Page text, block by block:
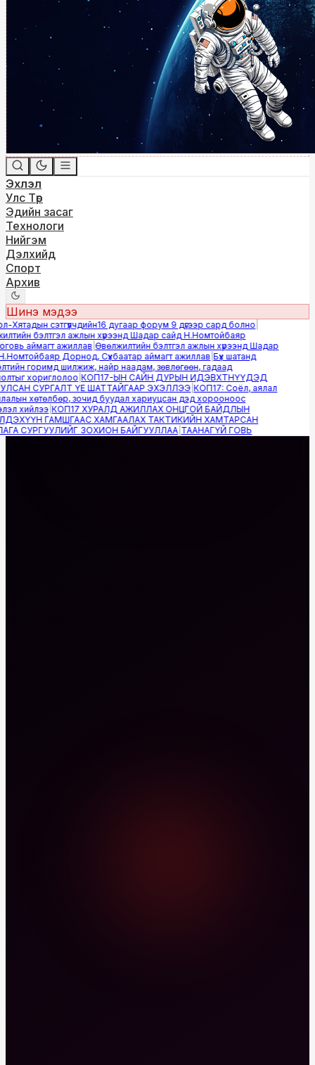
Эхлэл
Улс Төр
Эдийн засаг
Технологи
Нийгэм
Дэлхийд
Спорт
Архив
Шинэ мэдээ
сэтгүүлчдийн16 дугаар форум 9 дүгээр сард болно|
бэлтгэл ажлын хүрээнд Шадар сайд Н.Номтойбаяр
аймагт ажиллав|Өвөлжилтийн бэлтгэл ажлын хүрээнд Шадар
Дорнод, Сүхбаатар аймагт ажиллав|Бүх шатанд
горимд шилжиж, найр наадам, зөвлөгөөн, гадаад
хориглолоо|КОП17-ЫН САЙН ДУРЫН ИДЭВХТНҮҮДЭД
СУРГАЛТ ҮЕ ШАТТАЙГААР ЭХЭЛЛЭЭ|КОП17: Соёл, аялал
хөтөлбөр, зочид буудал хариуцсан дэд хорооноос
хийлээ|КОП17 ХУРАЛД АЖИЛЛАХ ОНЦГОЙ БАЙДЛЫН
ГАМШГААС ХАМГААЛАХ ТАКТИКИЙН ХАМТАРСАН
СУРГУУЛИЙГ ЗОХИОН БАЙГУУЛЛАА|ТААНАГҮЙ ГОВЬ